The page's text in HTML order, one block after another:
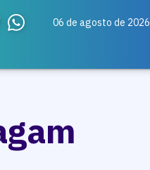
06 de agosto de 2026